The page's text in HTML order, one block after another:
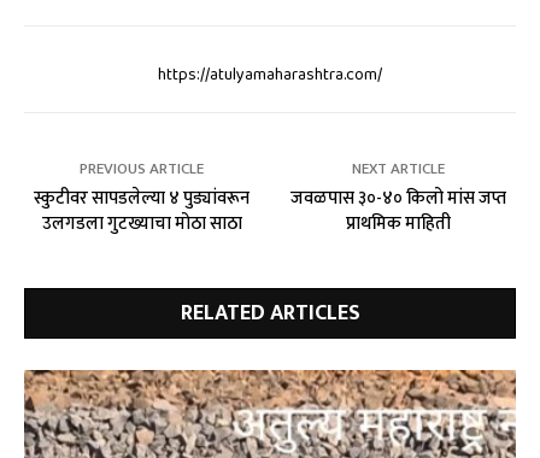
https://atulyamaharashtra.com/
PREVIOUS ARTICLE
स्कुटीवर सापडलेल्या ४ पुड्यांवरून
उलगडला गुटख्याचा मोठा साठा
NEXT ARTICLE
जवळपास ३०-४० किलो मांस जप्त
प्राथमिक माहिती
RELATED ARTICLES